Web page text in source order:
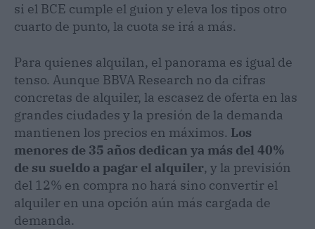
si el BCE cumple el guion y eleva los tipos otro
cuarto de punto, la cuota se irá a más.
Para quienes alquilan, el panorama es igual de
tenso. Aunque BBVA Research no da cifras
concretas de alquiler, la escasez de oferta en las
grandes ciudades y la presión de la demanda
mantienen los precios en máximos. Los
menores de 35 años dedican ya más del 40%
de su sueldo a pagar el alquiler, y la previsión
del 12% en compra no hará sino convertir el
alquiler en una opción aún más cargada de
demanda.